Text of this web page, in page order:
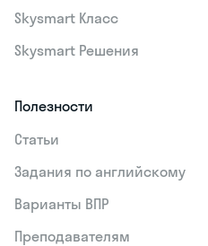
Skysmart Класс
Skysmart Решения
Полезности
Статьи
Задания по английскому
Варианты ВПР
Преподавателям